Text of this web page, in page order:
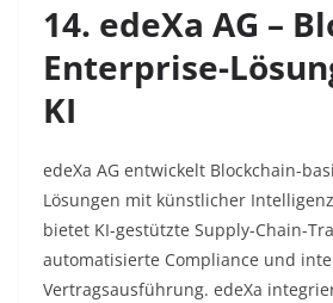
14. edeXa AG –
Enterprise-
KI
edeXa AG entwickelt Blockchain-
Lösungen mit künstlicher
bietet KI-gestützte Supply-Chain-
automatisierte Compliance und
Vertragsausführung. edeXa